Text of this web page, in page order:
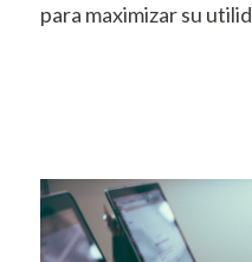
para maximizar su